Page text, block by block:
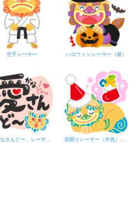
空手シーサー ハロウィンシーサー（紫）
「かなさんどー」シーサー・ハート